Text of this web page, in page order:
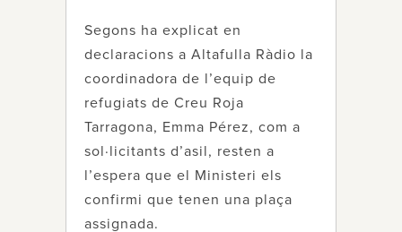
Segons ha explicat en
declaracions a Altafulla Ràdio la
coordinadora de l’equip de
refugiats de Creu Roja
Tarragona, Emma Pérez, com a
sol·licitants d’asil, resten a
l’espera que el Ministeri els
confirmi que tenen una plaça
assignada.